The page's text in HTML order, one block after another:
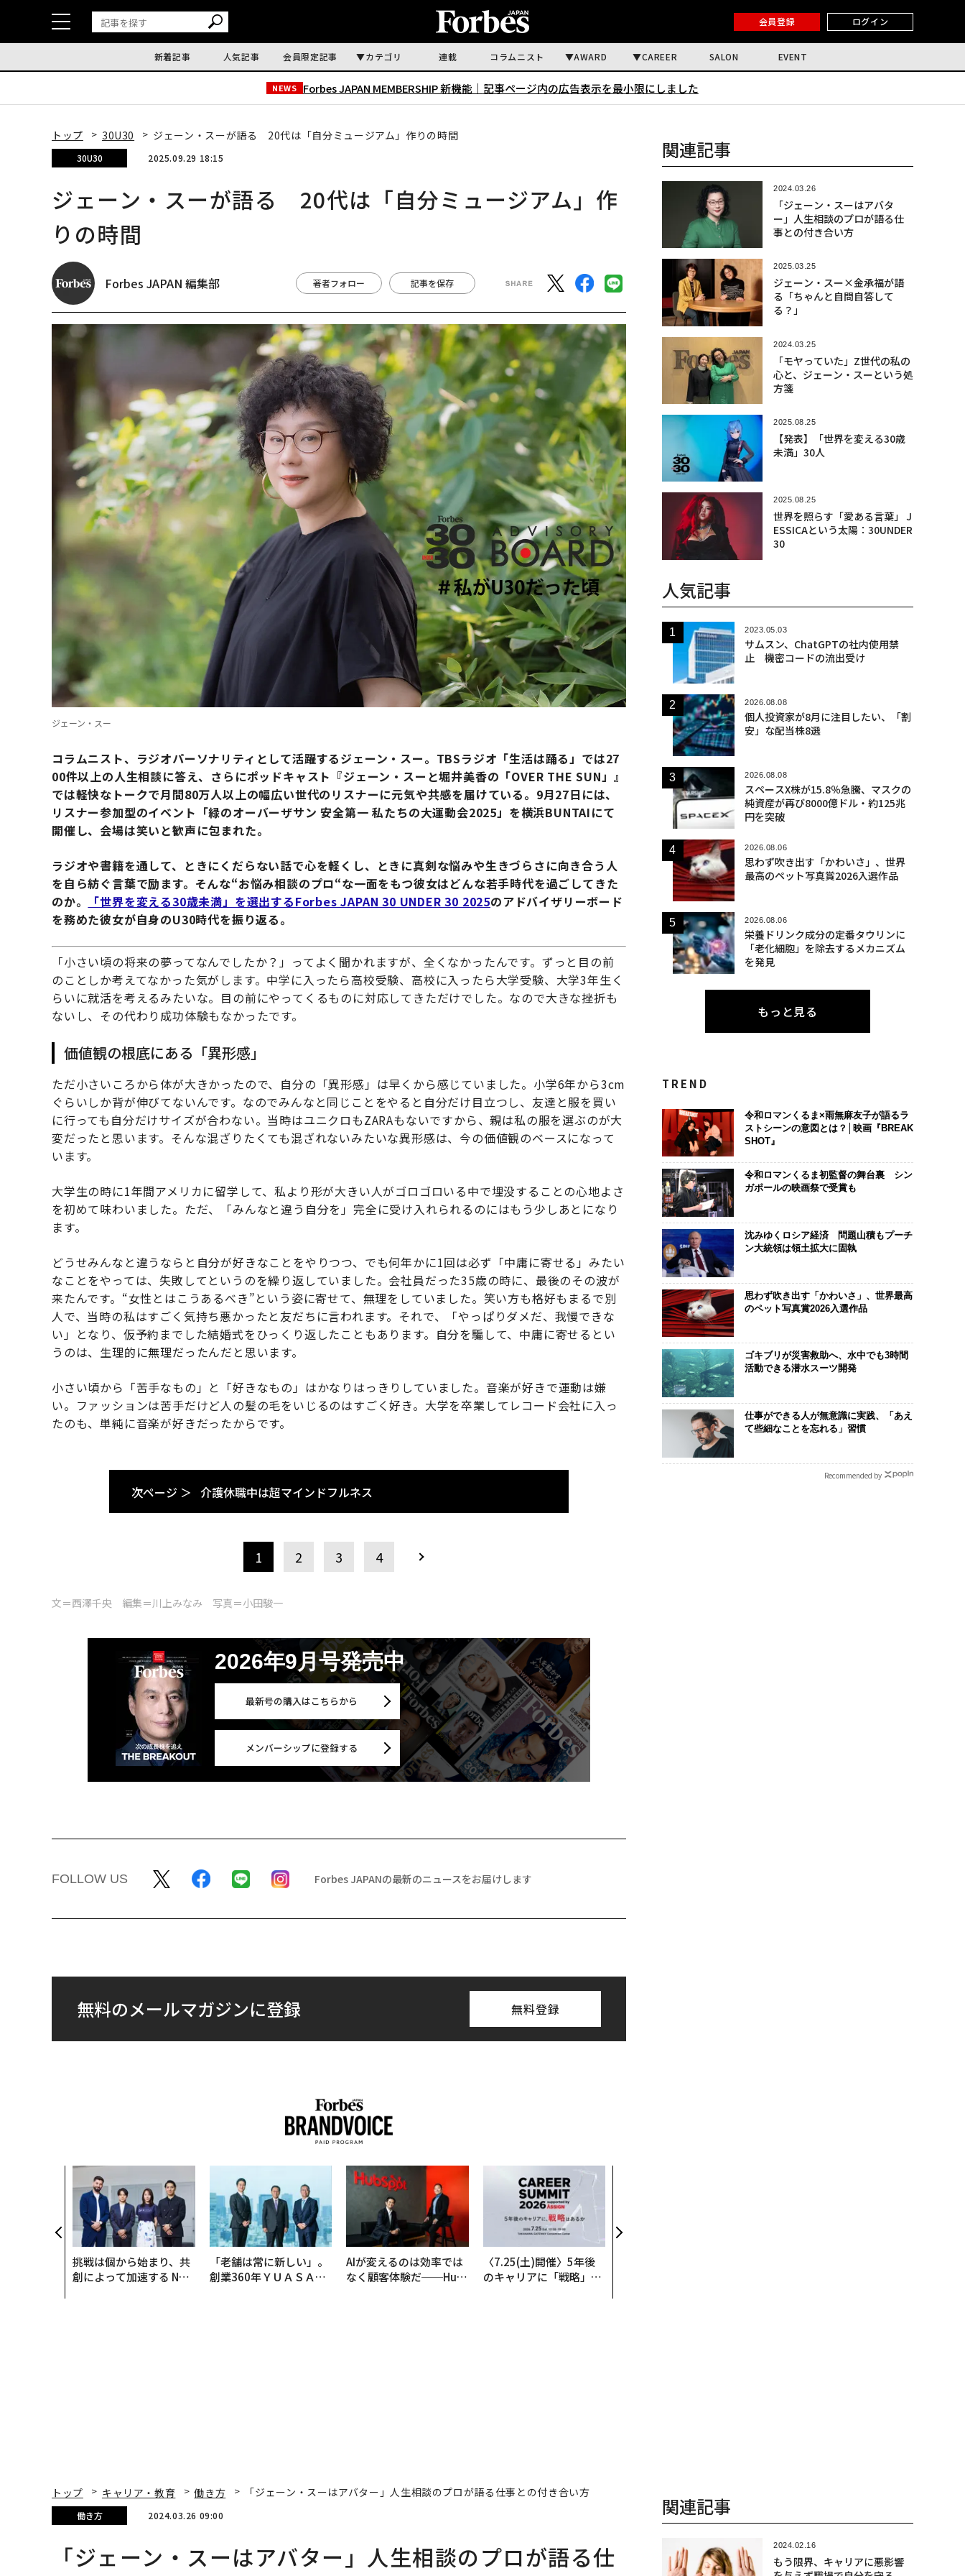
会員登録 ログイン
新着記事 人気記事 会員限定記事 カテゴリ 連載 コラムニスト AWARD CAREER SALON EVENT
NEWS Forbes JAPAN MEMBERSHIP 新機能｜ 記事ページ内の広告表示を最小限にしました
トップ 30U30 ジェーン・スーが語る 20代は「自分ミュージアム」作りの時間
30U30 2025.09.29 18:15
ジェーン・スーが語る 20代は「自分ミュージアム」作
りの時間
Forbes JAPAN 編集部 著者フォロー 記事を保存
ジェーン・スー
コラムニスト、ラジオパーソナリティとして活躍するジェーン・スー。TBSラジオ「生活は踊る」では27
00件以上の人生相談に答え、さらにポッドキャスト『ジェーン・スーと堀井美香の「OVER THE SUN」』
では軽快なトークで月間80万人以上の幅広い世代のリスナーに元気や共感を届けている。9月27日には、
リスナー参加型のイベント「緑のオーバーザサン 安全第一 私たちの大運動会2025」を横浜BUNTAIにて
開催し、会場は笑いと歓声に包まれた。
ラジオや書籍を通して、ときにくだらない話で心を軽くし、ときに真剣な悩みや生きづらさに向き合う人
を自ら紡ぐ言葉で励ます。そんな“お悩み相談のプロ“な一面をもつ彼女はどんな若手時代を過ごしてきた
のか。
「世界を変える30歳未満」を選出するForbes JAPAN 30 UNDER 30 2025のアドバイザリーボード
を務めた彼女が自身のU30時代を振り返る。
「小さい頃の将来の夢ってなんでしたか？」ってよく聞かれますが、全くなかったんです。ずっと目の前
のことしか考えてなかった気がします。中学に入ったら高校受験、高校に入ったら大学受験、大学3年生く
らいに就活を考えるみたいな。目の前にやってくるものに対応してきただけでした。なので大きな挫折も
ないし、その代わり成功体験もなかったです。
価値観の根底にある「異形感」
ただ小さいころから体が大きかったので、自分の「異形感」は早くから感じていました。小学6年から3cm
ぐらいしか背が伸びてないんです。なのでみんなと同じことをやると自分だけ目立つし、友達と服を買い
に行っても自分だけサイズが合わない。当時はユニクロもZARAもないですから、親は私の服を選ぶのが大
変だったと思います。そんな混ざりたくても混ざれないみたいな異形感は、今の価値観のベースになって
います。
大学生の時に1年間アメリカに留学して、私より形が大きい人がゴロゴロいる中で埋没することの心地よさ
を初めて味わいました。ただ、「みんなと違う自分を」完全に受け入れられるのにはもう少しあとになり
ます。
どうせみんなと違うならと自分が好きなことをやりつつ、でも何年かに1回は必ず「中庸に寄せる」みたい
なことをやっては、失敗してというのを繰り返していました。会社員だった35歳の時に、最後のその波が
来たんです。“女性とはこうあるべき”という姿に寄せて、無理をしていました。笑い方も格好もまるで別
人で、当時の私はすごく気持ち悪かったと友だちに言われます。それで、「やっぱりダメだ、我慢できな
い」となり、仮予約までした結婚式をひっくり返したこともあります。自分を騙して、中庸に寄せるとい
うのは、生理的に無理だったんだと思います。
小さい頃から「苦手なもの」と「好きなもの」はかなりはっきりしていました。音楽が好きで運動は嫌
い。ファッションは苦手だけど人の髪の毛をいじるのはすごく好き。大学を卒業してレコード会社に入っ
たのも、単純に音楽が好きだったからです。
次ページ ＞ 介護休職中は超マインドフルネス
1 2 3 4
文＝西澤千央 編集＝川上みなみ 写真＝小田駿一
2026年9月号発売中
最新号の購入はこちらから
メンバーシップに登録する
FOLLOW US Forbes JAPANの最新のニュースをお届けします
無料のメールマガジンに登録 無料登録
挑戦は個から始まり、共
創によって加速する NOR
「老舗は常に新しい」。
創業360年ＹＵＡＳＡと
AIが変えるのは効率では
なく顧客体験だ──Hub
〈7.25(土)開催〉5年後
のキャリアに「戦略」は
関連記事
2024.03.26
「ジェーン・スーはアバタ
ー」人生相談のプロが語る仕
事との付き合い方
2025.03.25
ジェーン・スー×金承福が語
る「ちゃんと自問自答して
る？」
2024.03.25
「モヤっていた」Z世代の私の
心と、ジェーン・スーという処
方箋
2025.08.25
【発表】「世界を変える30歳
未満」30人
2025.08.25
世界を照らす「愛ある言葉」 J
ESSICAという太陽：30UNDER
30
人気記事
2023.05.03
サムスン、ChatGPTの社内使用禁
止 機密コードの流出受け
2026.08.08
個人投資家が8月に注目したい、「割
安」な配当株8選
2026.08.08
スペースX株が15.8％急騰、マスクの
純資産が再び8000億ドル・約125兆
円を突破
2026.08.06
思わず吹き出す「かわいさ」、世界
最高のペット写真賞2026入選作品
2026.08.06
栄養ドリンク成分の定番タウリンに
「老化細胞」を除去するメカニズム
を発見
もっと見る
TREND
令和ロマンくるま×雨無麻友子が語るラ
ストシーンの意図とは？│映画『BREAK
SHOT』
令和ロマンくるま初監督の舞台裏 シン
ガポールの映画祭で受賞も
沈みゆくロシア経済 問題山積もプーチ
ン大統領は領土拡大に固執
思わず吹き出す「かわいさ」、世界最高
のペット写真賞2026入選作品
ゴキブリが災害救助へ、水中でも3時間
活動できる潜水スーツ開発
仕事ができる人が無意識に実践、「あえ
て些細なことを忘れる」習慣
Recommended by
トップ キャリア・教育 働き方 「ジェーン・スーはアバター」人生相談のプロが語る仕事との付き合い方
働き方 2024.03.26 09:00
「ジェーン・スーはアバター」人生相談のプロが語る仕
関連記事
2024.02.16
もう限界、キャリアに悪影響